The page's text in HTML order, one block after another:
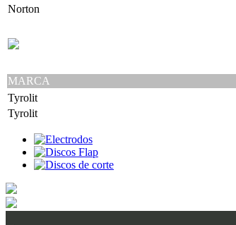
Norton
MARCA
Tyrolit
Tyrolit